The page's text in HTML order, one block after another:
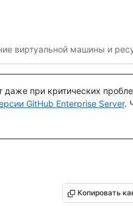
виртуальной машины и
даже при критических
GitHub Enterprise Server.
Копировать